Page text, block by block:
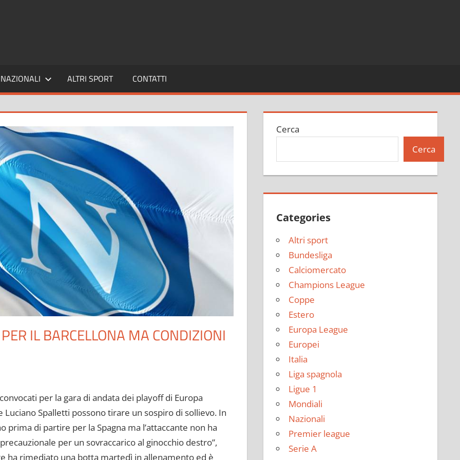
NAZIONALI ALTRI SPORT CONTATTI
IL BARCELLONA MA CONDIZIONI
per la gara di andata dei playoff di Europa
Spalletti possono tirare un sospiro di sollievo. In
prima di partire per la Spagna ma l’attaccante non ha
per un sovraccarico al ginocchio destro”,
ha rimediato una botta martedì in allenamento ed è
Cerca
Cerca
Categories
Altri sport
Bundesliga
Calciomercato
Champions League
Coppe
Estero
Europa League
Europei
Italia
Liga spagnola
Ligue 1
Mondiali
Nazionali
Premier league
Serie A